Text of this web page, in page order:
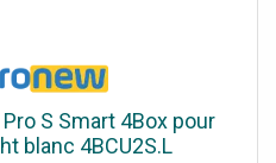
S Smart 4Box pour
blanc 4BCU2S.L